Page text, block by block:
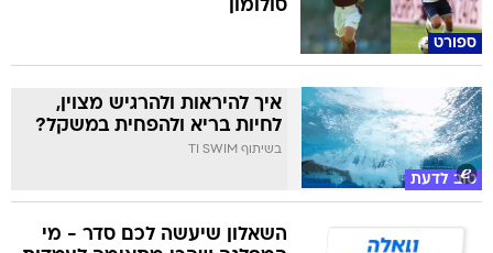
ספורט
סולומון
טוב לדעת
איך להיראות ולהרגיש מצוין,
לחיות בריא ולהפחית במשקל?
בשיתוף TI SWIM
השאלון שיעשה לכם סדר - מי